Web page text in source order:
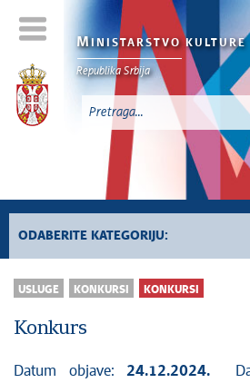
M INISTARSTVO KULTURE
Republika Srbija
ODABERITE KATEGORIJU:
Svi konkursi
Sektor za savremeno
USLUGE KONKURSI KONKURSI
Konkurs
Datum objave: 24.12.2024.